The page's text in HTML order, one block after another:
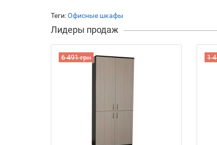
Теги:Офисные шкафы
Лидеры продаж
6 491 грн 1